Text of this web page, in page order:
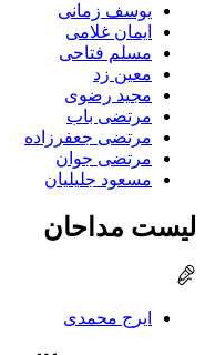
یوسف زمانی
ایمان غلامی
مسلم فتاحی
معین زد
مجید رضوی
مرتضی باب
مرتضی جعفرزاده
مرتضی جوان
مسعود جلیلیان
لیست مداحان
ایرج محمدی